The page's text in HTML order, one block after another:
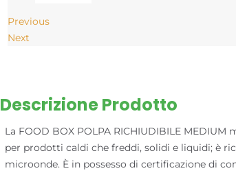
Previous
Next
Descrizione Prodotto
La FOOD BOX POLPA RICHIUDIBILE MEDIUM
per prodotti caldi che freddi, solidi e liquidi; è
microonde. È in possesso di certificazione di